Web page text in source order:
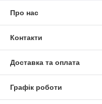
Про нас
Контакти
Доставка та оплата
Графік роботи